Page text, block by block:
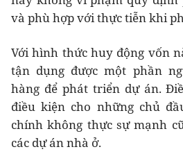
và phù hợp với thực tiễn khi
Với hình thức huy động vốn
tận dụng được một phần
hàng để phát triển dự án.
điều kiện cho những chủ
chính không thực sự mạnh
các dự án nhà ở.